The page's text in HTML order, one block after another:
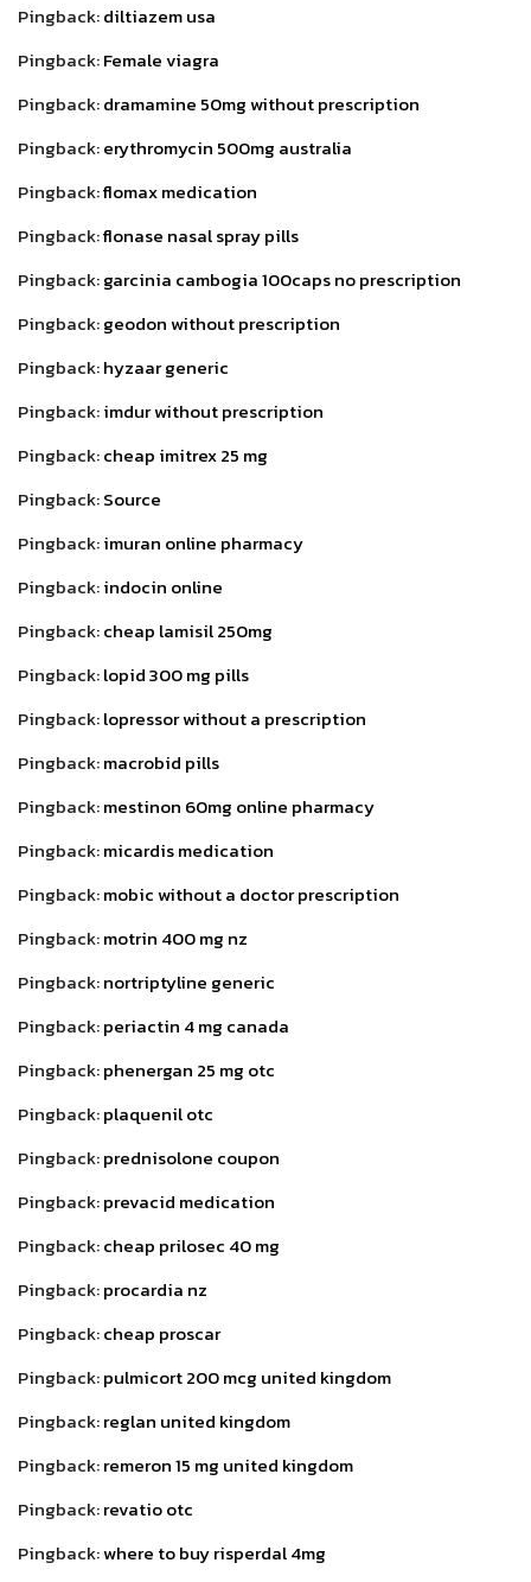
Pingback:diltiazem usa
Pingback:Female viagra
Pingback:dramamine 50mg without prescription
Pingback:erythromycin 500mg australia
Pingback:flomax medication
Pingback:flonase nasal spray pills
Pingback:garcinia cambogia 100caps no prescription
Pingback:geodon without prescription
Pingback:hyzaar generic
Pingback:imdur without prescription
Pingback:cheap imitrex 25 mg
Pingback:Source
Pingback:imuran online pharmacy
Pingback:indocin online
Pingback:cheap lamisil 250mg
Pingback:lopid 300 mg pills
Pingback:lopressor without a prescription
Pingback:macrobid pills
Pingback:mestinon 60mg online pharmacy
Pingback:micardis medication
Pingback:mobic without a doctor prescription
Pingback:motrin 400 mg nz
Pingback:nortriptyline generic
Pingback:periactin 4 mg canada
Pingback:phenergan 25 mg otc
Pingback:plaquenil otc
Pingback:prednisolone coupon
Pingback:prevacid medication
Pingback:cheap prilosec 40 mg
Pingback:procardia nz
Pingback:cheap proscar
Pingback:pulmicort 200 mcg united kingdom
Pingback:reglan united kingdom
Pingback:remeron 15 mg united kingdom
Pingback:revatio otc
Pingback:where to buy risperdal 4mg